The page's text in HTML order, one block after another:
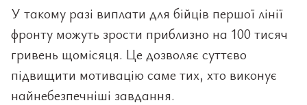
У такому разі виплати для бійців першої лінії
фронту можуть зрости приблизно на 100 тисяч
гривень щомісяця. Це дозволяє суттєво
підвищити мотивацію саме тих, хто виконує
найнебезпечніші завдання.